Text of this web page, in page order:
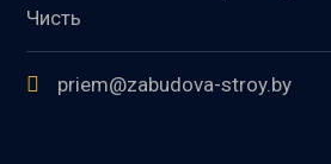
Чисть
priem@zabudova-stroy.by